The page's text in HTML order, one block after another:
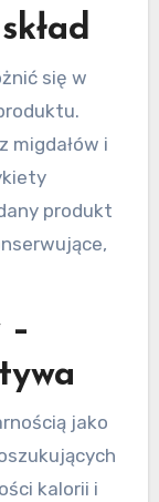
się w
migdałów i
produkt
–
jako
kalorii i